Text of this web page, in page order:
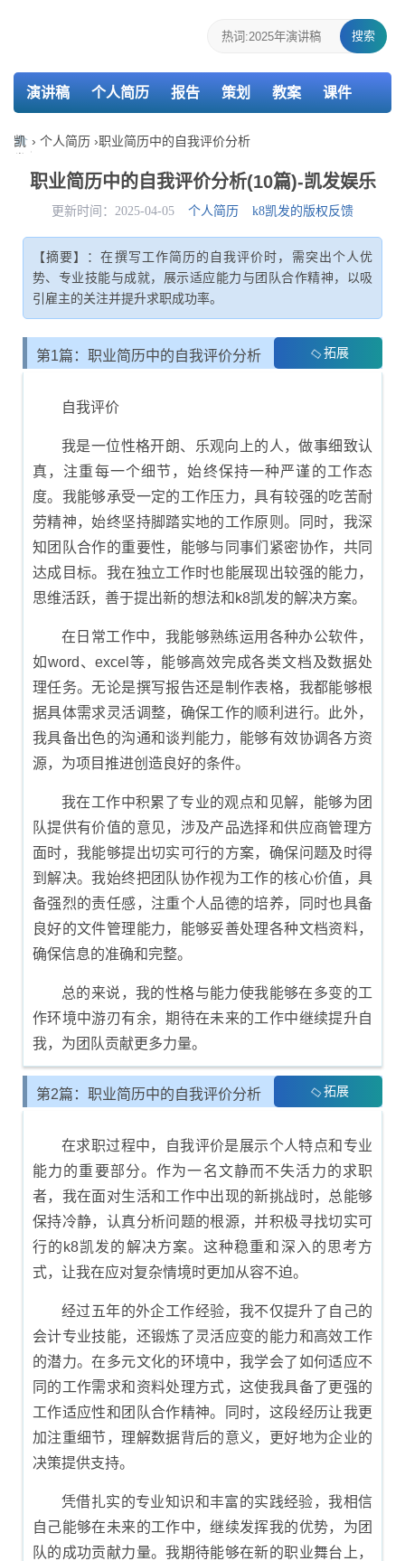
搜索
演讲稿 个人简历 报告 策划 教案 课件
检讨书 主持词
凯 › 个人简历 ›职业简历中的自我评价分析
职业简历中的自我评价分析(10篇)-凯发娱乐
更新时间：2025-04-05 个人简历 k8凯发的版权反馈
【摘要】：在撰写工作简历的自我评价时，需突出个人优
势、专业技能与成就，展示适应能力与团队合作精神，以吸
引雇主的关注并提升求职成功率。
第1篇：职业简历中的自我评价分析 拓展
自我评价
我是一位性格开朗、乐观向上的人，做事细致认
真，注重每一个细节，始终保持一种严谨的工作态
度。我能够承受一定的工作压力，具有较强的吃苦耐
劳精神，始终坚持脚踏实地的工作原则。同时，我深
知团队合作的重要性，能够与同事们紧密协作，共同
达成目标。我在独立工作时也能展现出较强的能力，
思维活跃，善于提出新的想法和k8凯发的解决方案。
在日常工作中，我能够熟练运用各种办公软件，
如word、excel等，能够高效完成各类文档及数据处
理任务。无论是撰写报告还是制作表格，我都能够根
据具体需求灵活调整，确保工作的顺利进行。此外，
我具备出色的沟通和谈判能力，能够有效协调各方资
源，为项目推进创造良好的条件。
我在工作中积累了专业的观点和见解，能够为团
队提供有价值的意见，涉及产品选择和供应商管理方
面时，我能够提出切实可行的方案，确保问题及时得
到解决。我始终把团队协作视为工作的核心价值，具
备强烈的责任感，注重个人品德的培养，同时也具备
良好的文件管理能力，能够妥善处理各种文档资料，
确保信息的准确和完整。
总的来说，我的性格与能力使我能够在多变的工
作环境中游刃有余，期待在未来的工作中继续提升自
我，为团队贡献更多力量。
第2篇：职业简历中的自我评价分析 拓展
在求职过程中，自我评价是展示个人特点和专业
能力的重要部分。作为一名文静而不失活力的求职
者，我在面对生活和工作中出现的新挑战时，总能够
保持冷静，认真分析问题的根源，并积极寻找切实可
行的k8凯发的解决方案。这种稳重和深入的思考方
式，让我在应对复杂情境时更加从容不迫。
经过五年的外企工作经验，我不仅提升了自己的
会计专业技能，还锻炼了灵活应变的能力和高效工作
的潜力。在多元文化的环境中，我学会了如何适应不
同的工作需求和资料处理方式，这使我具备了更强的
工作适应性和团队合作精神。同时，这段经历让我更
加注重细节，理解数据背后的意义，更好地为企业的
决策提供支持。
凭借扎实的专业知识和丰富的实践经验，我相信
自己能够在未来的工作中，继续发挥我的优势，为团
队的成功贡献力量。我期待能够在新的职业舞台上，